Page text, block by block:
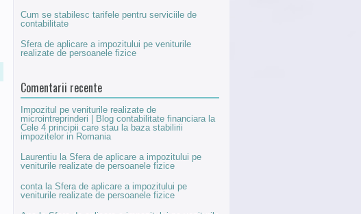
Cum se stabilesc tarifele pentru serviciile de
contabilitate
Sfera de aplicare a impozitului pe veniturile
realizate de persoanele fizice
Comentarii recente
Impozitul pe veniturile realizate de
microintreprinderi | Blog contabilitate financiara la
Cele 4 principii care stau la baza stabilirii
impozitelor in Romania
Laurentiu la Sfera de aplicare a impozitului pe
veniturile realizate de persoanele fizice
conta la Sfera de aplicare a impozitului pe
veniturile realizate de persoanele fizice